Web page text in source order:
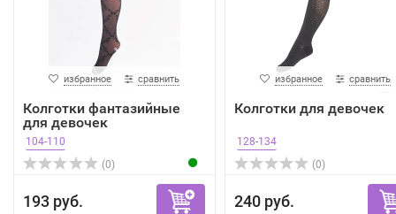
избранное сравнить
Колготки фантазийные
для девочек
104-110
(0)
193 руб.
избранное сравнить
Колготки для девочек
128-134
(0)
240 руб.